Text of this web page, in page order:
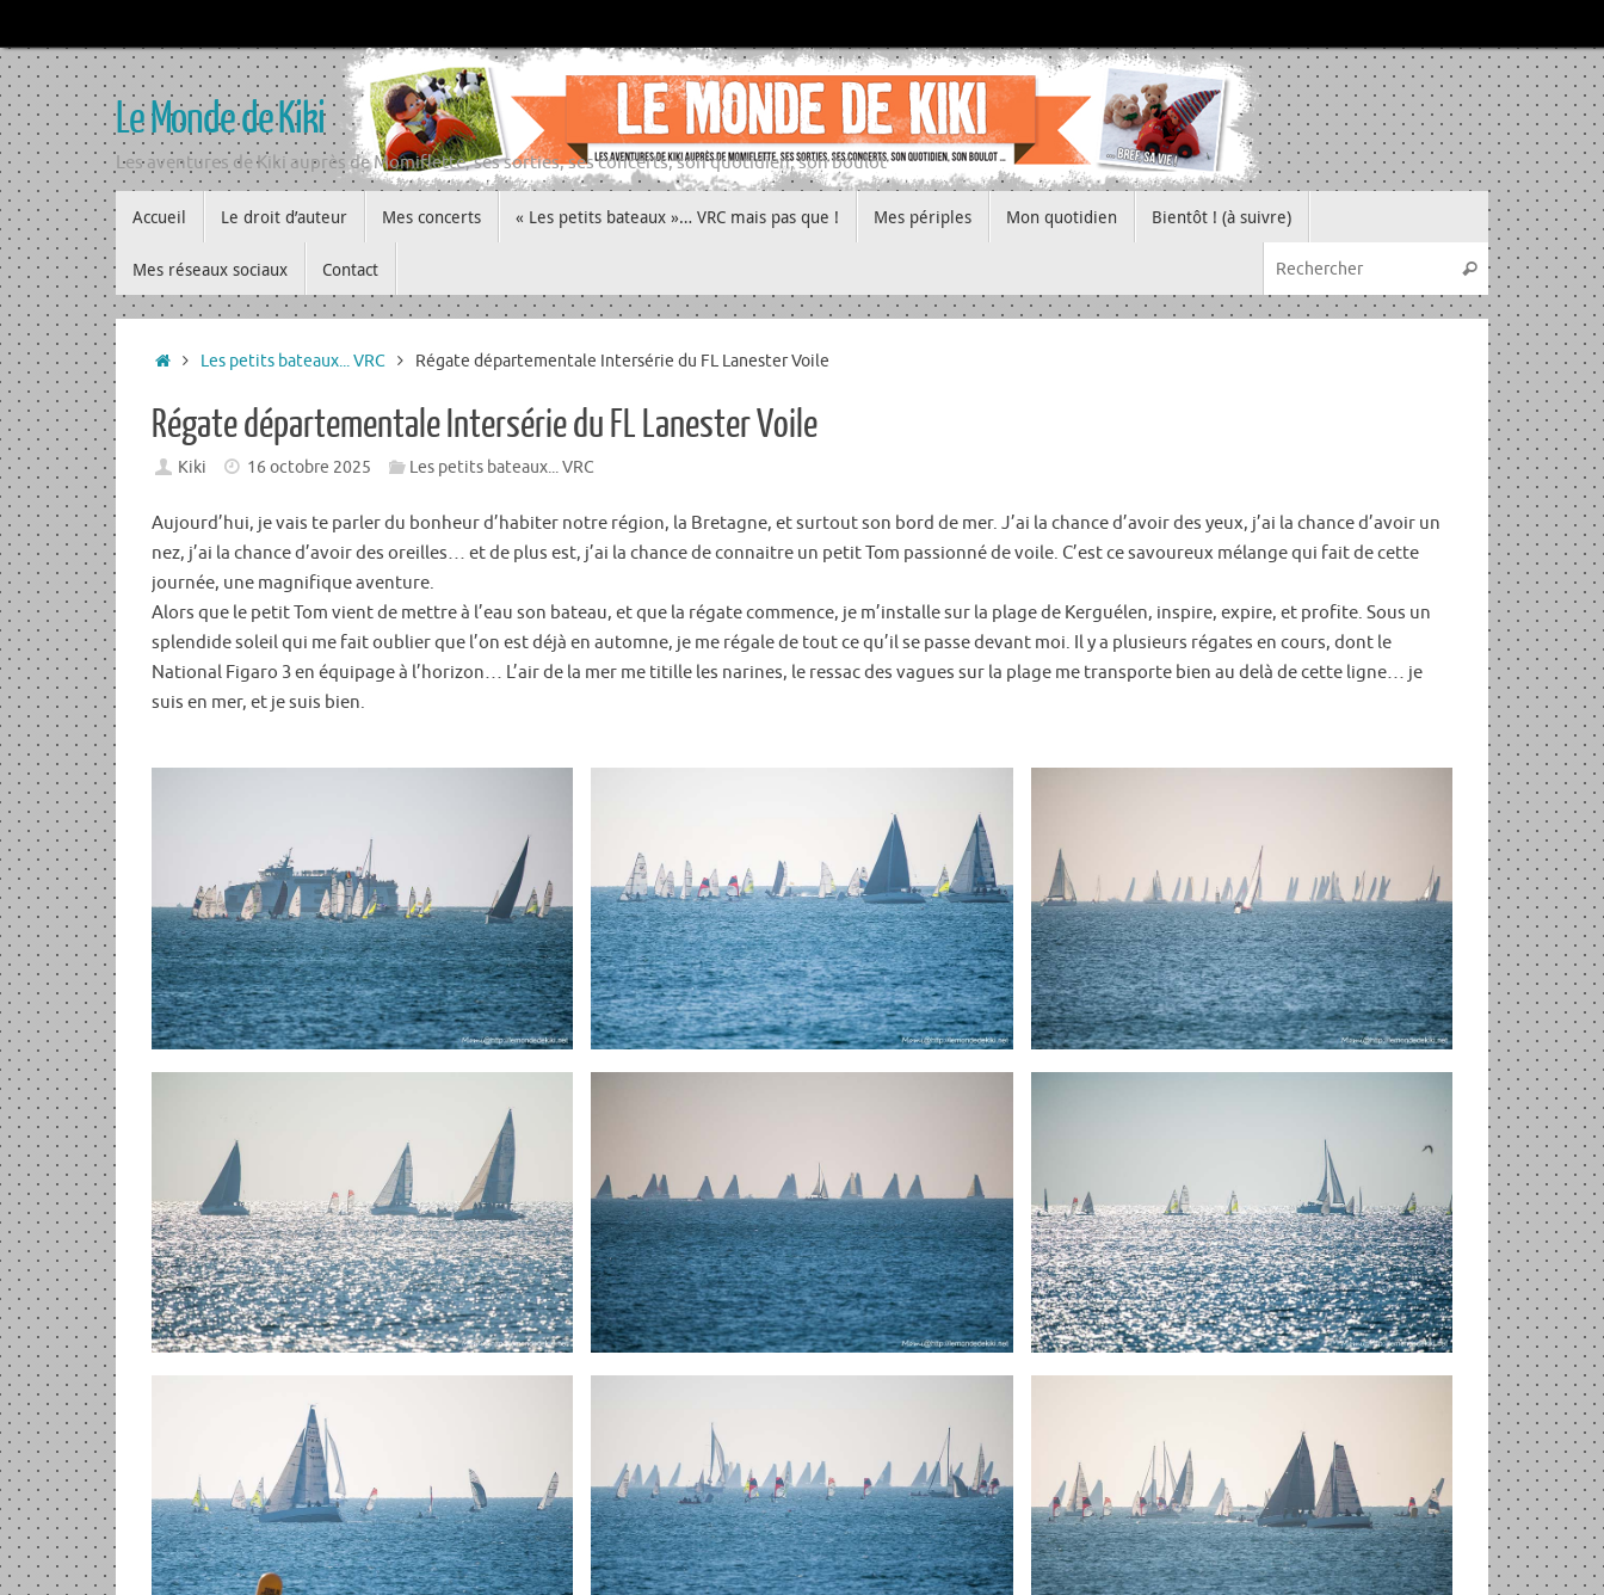
au
contenu
Le Monde de Kiki
Les aventures de Kiki auprès de Momiflette, ses sorties, ses concerts, son quotidien, son boulot
au
contenu
Accueil Le droit d’auteur Mes concerts « Les petits bateaux »… VRC mais pas que ! Mes périples Mon quotidien Bientôt ! (à suivre)
Mes réseaux sociaux Contact
Recherche
Rechercher
AccueilLes petits bateaux... VRC Régate départementale Intersérie du FL Lanester Voile
Régate départementale Intersérie du FL Lanester Voile
Kiki 16 octobre 2025 Les petits bateaux... VRC
Aujourd’hui, je vais te parler du bonheur d’habiter notre région, la Bretagne, et surtout son bord de mer. J’ai la chance d’avoir des yeux, j’ai la chance d’avoir un
nez, j’ai la chance d’avoir des oreilles… et de plus est, j’ai la chance de connaitre un petit Tom passionné de voile. C’est ce savoureux mélange qui fait de cette
journée, une magnifique aventure.
Alors que le petit Tom vient de mettre à l’eau son bateau, et que la régate commence, je m’installe sur la plage de Kerguélen, inspire, expire, et profite. Sous un
splendide soleil qui me fait oublier que l’on est déjà en automne, je me régale de tout ce qu’il se passe devant moi. Il y a plusieurs régates en cours, dont le
National Figaro 3 en équipage à l’horizon… L’air de la mer me titille les narines, le ressac des vagues sur la plage me transporte bien au delà de cette ligne… je
suis en mer, et je suis bien.